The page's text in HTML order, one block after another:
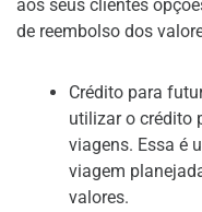
aos seus clientes
de reembolso dos
Crédito para
utilizar o crédito
viagens. Essa é
viagem
valores.